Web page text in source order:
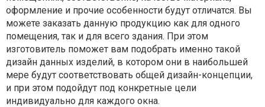
оформление и прочие особенности будут отличатся. Вы
можете заказать данную продукцию как для одного
помещения, так и для всего здания. При этом
изготовитель поможет вам подобрать именно такой
дизайн данных изделий, в котором они в наибольшей
мере будут соответствовать общей дизайн-концепции,
и при этом подойдут под конкретные цели
индивидуально для каждого окна.